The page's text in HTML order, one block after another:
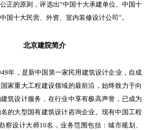
正的原则，评选出“中国十大承建单位、中国十
国十大民营、外资、室内装修设计公司”。
北京建院简介
年，是新中国第一家民用建筑设计企业，自成
家重大工程建设领域的最前沿，始终致力于向
筑设计服务，在行业中享有极高声誉，已成为
的大型国有建筑设计咨询企业。现有中国工程
察设计大师10名，业务范围包括：城市规划、